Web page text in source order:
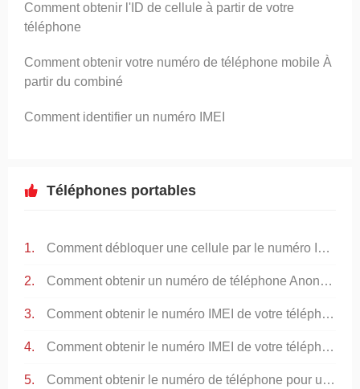
Comment obtenir l'ID de cellule à partir de votre
téléphone
Comment obtenir votre numéro de téléphone mobile À
partir du combiné
Comment identifier un numéro IMEI
Téléphones portables
Comment débloquer une cellule par le numéro IMEI
Comment obtenir un numéro de téléphone Anonyme
Comment obtenir le numéro IMEI de votre téléphone portable
Comment obtenir le numéro IMEI de votre téléphone portable
Comment obtenir le numéro de téléphone pour un appel privé